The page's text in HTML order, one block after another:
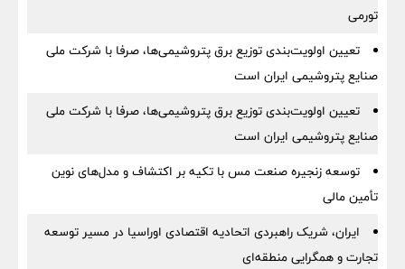
تورمی
تعیین اولویت‌بندی توزیع برق پتروشیمی‌ها، صرفا با شرکت ملی
صنایع پتروشیمی ایران است
تعیین اولویت‌بندی توزیع برق پتروشیمی‌ها، صرفا با شرکت ملی
صنایع پتروشیمی ایران است
توسعه زنجیره صنعت مس با تکیه بر اکتشاف و مدل‌های نوین
تأمین مالی
ایران، شریک راهبردی اتحادیه اقتصادی اوراسیا در مسیر توسعه
تجارت و همگرایی منطقه‌ای